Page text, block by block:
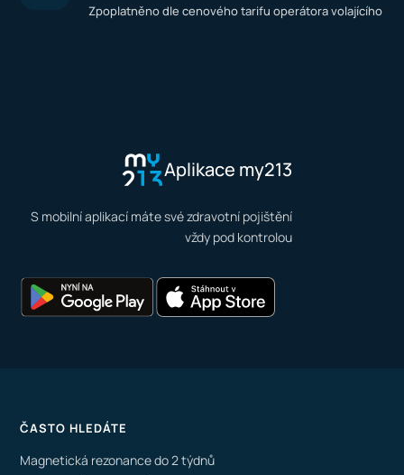
Zpoplatněno dle cenového tarifu operátora volajícího
Aplikace my213
S mobilní aplikací máte své zdravotní pojištění
vždy pod kontrolou
ČASTO HLEDÁTE
Magnetická rezonance do 2 týdnů